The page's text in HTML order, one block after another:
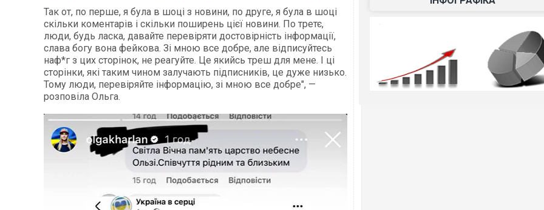
Так от, по перше, я була в шоці з новини, по друге, я була в шоці
скільки коментарів і скільки поширень цієї новини. По третє,
люди, будь ласка, давайте перевіряти достовірність інформації,
слава богу вона фейкова. Зі мною все добре, але відписуйтесь
наф*г з цих сторінок, не реагуйте. Це якийсь треш для мене. І ці
сторінки, які таким чином залучають підписників, це дуже низько.
Тому люди, перевіряйте інформацію, зі мною все добре", —
розповіла Ольга.